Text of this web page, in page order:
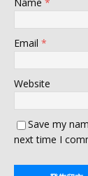
Email *
Website
Save my
next time I